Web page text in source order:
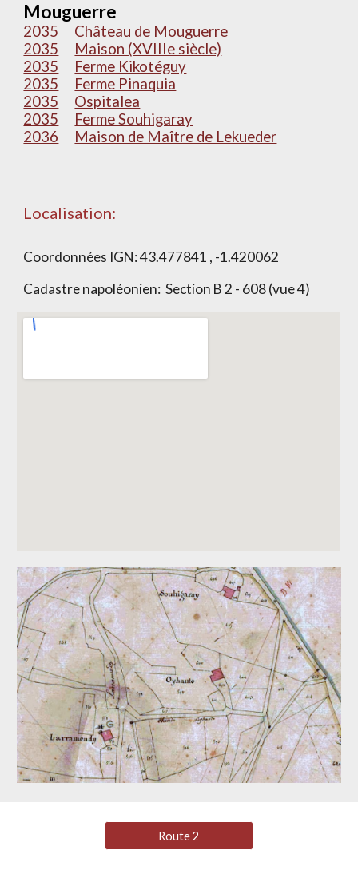
Mouguerre
2035
Château de Mouguerre
2035
Maison (XVIIIe siècle)
2035
Ferme Kikotéguy
2035
Ferme Pinaquia
2035
Ospitalea
2035
Ferme Souhigaray
2036
Maison de Maître de Lekueder
Localisation:
Coordonnées IGN:43.477841 , -1.420062
Cadastre napoléonien: Section B 2 - 608 (vue 4)
Route 2